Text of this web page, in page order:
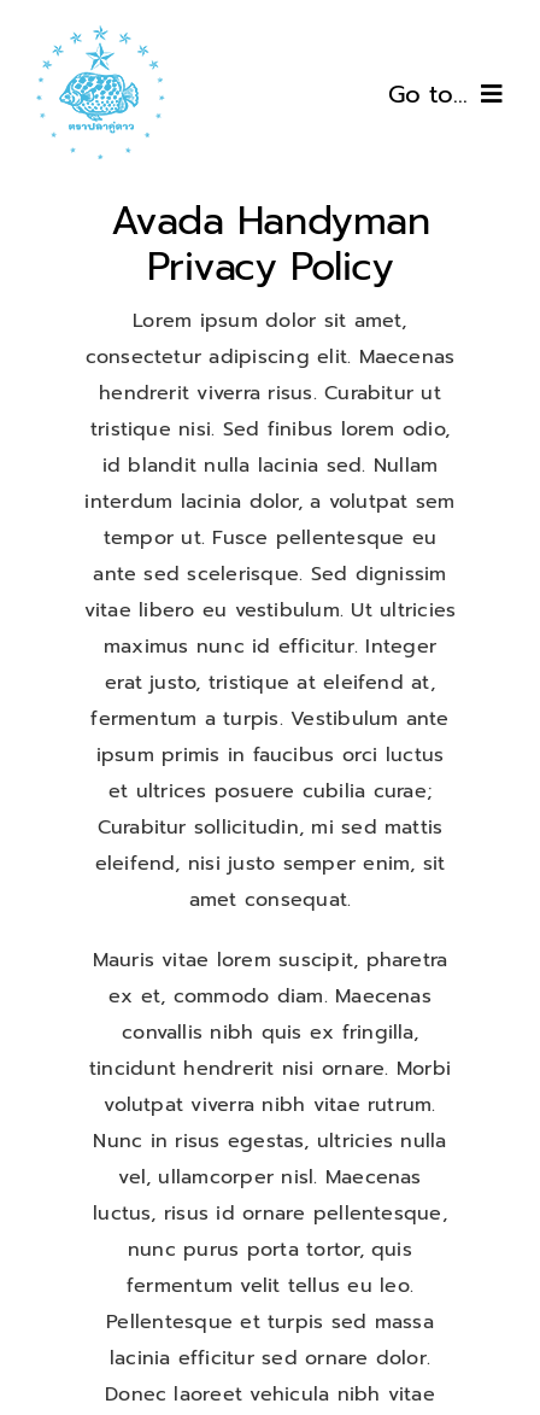
content
Go to...
เกี่ยวกับเรา
โปรโมชั่น
สั่งซื้อสินค้า
บทความ
ติดต่อเรา
Avada Handyman
Privacy Policy
Lorem ipsum dolor sit amet,
consectetur adipiscing elit. Maecenas
hendrerit viverra risus. Curabitur ut
tristique nisi. Sed finibus lorem odio,
id blandit nulla lacinia sed. Nullam
interdum lacinia dolor, a volutpat sem
tempor ut. Fusce pellentesque eu
ante sed scelerisque. Sed dignissim
vitae libero eu vestibulum. Ut ultricies
maximus nunc id efficitur. Integer
erat justo, tristique at eleifend at,
fermentum a turpis. Vestibulum ante
ipsum primis in faucibus orci luctus
et ultrices posuere cubilia curae;
Curabitur sollicitudin, mi sed mattis
eleifend, nisi justo semper enim, sit
amet consequat.
Mauris vitae lorem suscipit, pharetra
ex et, commodo diam. Maecenas
convallis nibh quis ex fringilla,
tincidunt hendrerit nisi ornare. Morbi
volutpat viverra nibh vitae rutrum.
Nunc in risus egestas, ultricies nulla
vel, ullamcorper nisl. Maecenas
luctus, risus id ornare pellentesque,
nunc purus porta tortor, quis
fermentum velit tellus eu leo.
Pellentesque et turpis sed massa
lacinia efficitur sed ornare dolor.
Donec laoreet vehicula nibh vitae